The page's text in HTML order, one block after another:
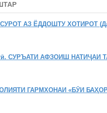
АЗ ЁДДОШТУ ХОТИРОТ
СУРЪАТИ АФЗОИШ НАТИҶАИ
ГАРМХОНАИ «БӮИ